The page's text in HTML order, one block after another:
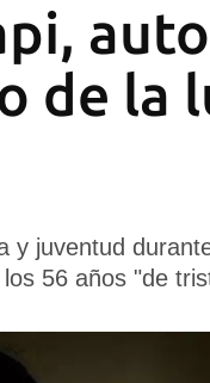
de la
y juventud
56 años "de